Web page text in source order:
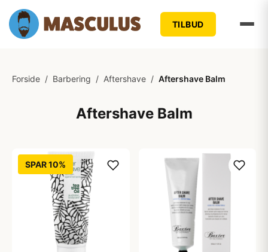
TILBUD
Forside / Barbering / Aftershave / Aftershave Balm
Aftershave Balm
SPAR 10%